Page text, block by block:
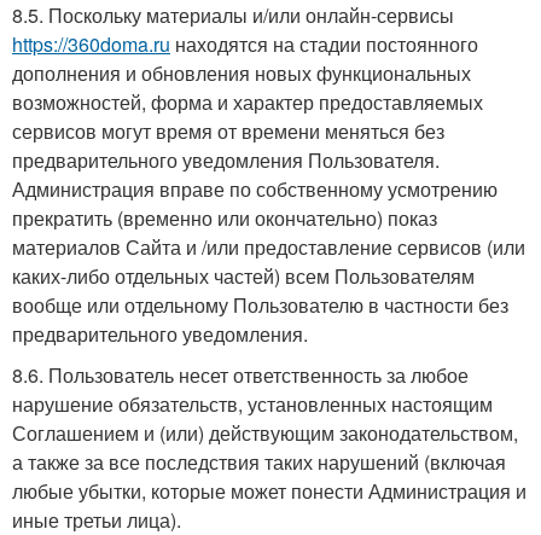
8.5. Поскольку материалы и/или онлайн-сервисы
https://360doma.ru находятся на стадии постоянного
дополнения и обновления новых функциональных
возможностей, форма и характер предоставляемых
сервисов могут время от времени меняться без
предварительного уведомления Пользователя.
Администрация вправе по собственному усмотрению
прекратить (временно или окончательно) показ
материалов Сайта и /или предоставление сервисов (или
каких-либо отдельных частей) всем Пользователям
вообще или отдельному Пользователю в частности без
предварительного уведомления.
8.6. Пользователь несет ответственность за любое
нарушение обязательств, установленных настоящим
Соглашением и (или) действующим законодательством,
а также за все последствия таких нарушений (включая
любые убытки, которые может понести Администрация и
иные третьи лица).